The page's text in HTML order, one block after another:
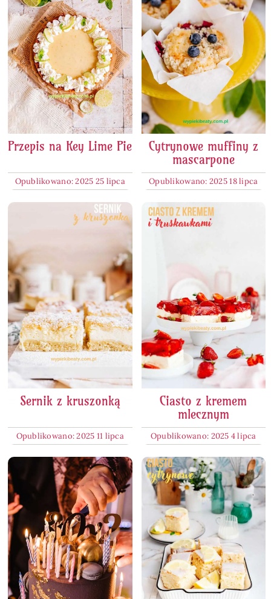
Przepis na Key Lime Pie
Opublikowano: 2025 25 lipca
Cytrynowe muffiny z
mascarpone
Opublikowano: 2025 18 lipca
Sernik z kruszonką
Opublikowano: 2025 11 lipca
Ciasto z kremem
mlecznym
Opublikowano: 2025 4 lipca